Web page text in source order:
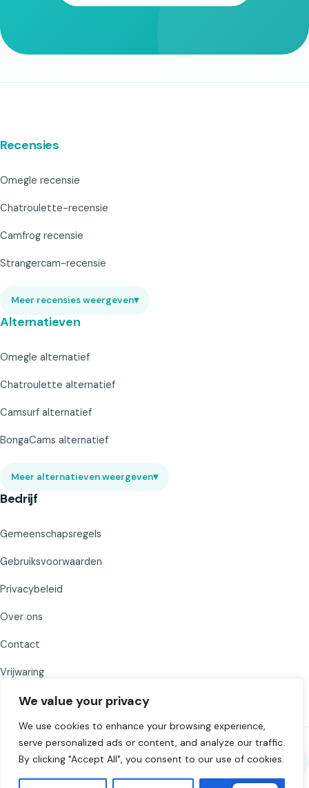
We value your privacy
We use cookies to enhance your browsing experience,
serve personalized ads or content, and analyze our traffic.
By clicking "Accept All", you consent to our use of cookies.
Recensies
Omegle recensie
Chatroulette-recensie
Camfrog recensie
Strangercam-recensie
Meer recensies weergeven▾
Alternatieven
Omegle alternatief
Chatroulette alternatief
Camsurf alternatief
BongaCams alternatief
Meer alternatieven weergeven▾
Bedrijf
Gemeenschapsregels
Gebruiksvoorwaarden
Privacybeleid
Over ons
Contact
Vrijwaring
Deel Chat to Strangers